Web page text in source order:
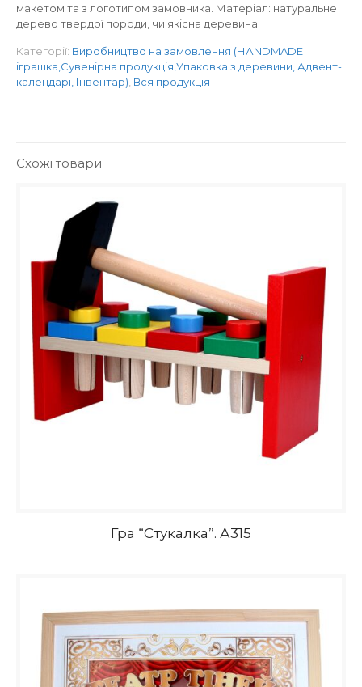
макетом та з логотипом замовника. Матеріал: натуральне
дерево твердої породи, чи якісна деревина.
Категорії: Виробництво на замовлення (НАNDMADE
іграшка,Сувенірна продукція,Упаковка з деревини, Адвент-
календарі, Інвентар) Вся продукція
Схожі товари
Гра “Стукалка”. А315